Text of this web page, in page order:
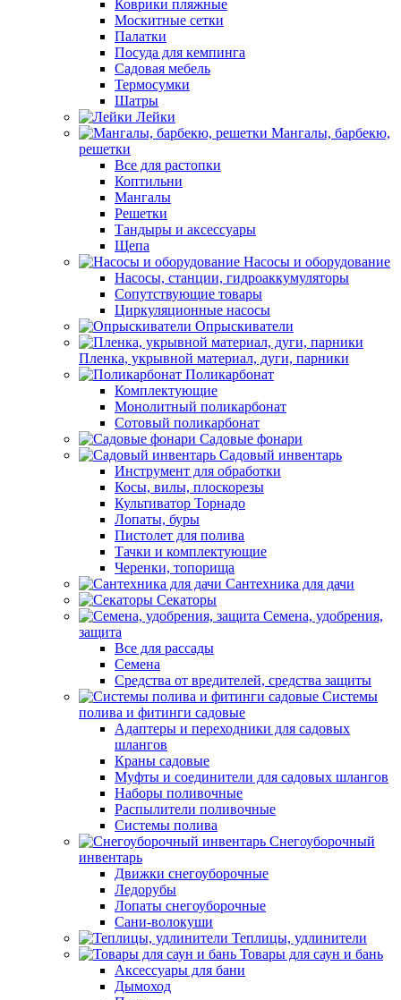
Коврики пляжные
Москитные сетки
Палатки
Посуда для кемпинга
Садовая мебель
Термосумки
Шатры
Лейки
Мангалы, барбекю,
решетки
Все для растопки
Коптильни
Мангалы
Решетки
Тандыры и аксессуары
Щепа
Насосы и оборудование
Насосы, станции, гидроаккумуляторы
Сопутствующие товары
Циркуляционные насосы
Опрыскиватели
Пленка, укрывной материал, дуги, парники
Поликарбонат
Комплектующие
Монолитный поликарбонат
Сотовый поликарбонат
Садовые фонари
Садовый инвентарь
Инструмент для обработки
Косы, вилы, плоскорезы
Культиватор Торнадо
Лопаты, буры
Пистолет для полива
Тачки и комплектующие
Черенки, топорища
Сантехника для дачи
Секаторы
Семена, удобрения,
защита
Все для рассады
Семена
Средства от вредителей, средства защиты
Системы
полива и фитинги садовые
Адаптеры и переходники для садовых
шлангов
Краны садовые
Муфты и соединители для садовых шлангов
Наборы поливочные
Распылители поливочные
Системы полива
Снегоуборочный
инвентарь
Движки снегоуборочные
Ледорубы
Лопаты снегоуборочные
Сани-волокуши
Теплицы, удлинители
Товары для саун и бань
Аксессуары для бани
Дымоход